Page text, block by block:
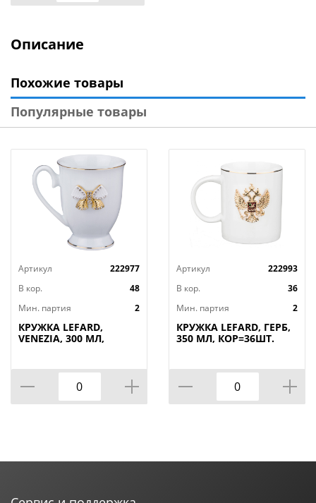
Описание
Похожие товары
Популярные товары
Артикул
222977
В кор.
48
Мин. партия
2
КРУЖКА LEFARD,
VENEZIA, 300 МЛ,
Артикул
222993
В кор.
36
Мин. партия
2
КРУЖКА LEFARD, ГЕРБ,
350 МЛ, КОР=36ШТ.